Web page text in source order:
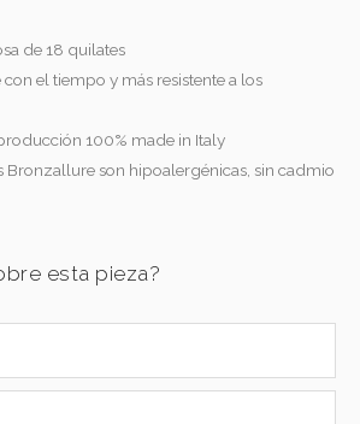
de 18 quilates
el tiempo y más resistente a los
100% made in Italy
Bronzallure son hipoalergénicas, sin cadmio
esta pieza?